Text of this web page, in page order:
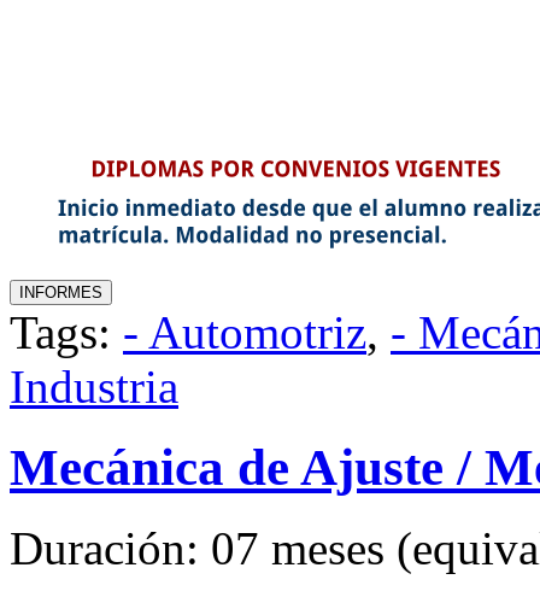
Tags: - Automotriz, -
Industria
Mecánica de Ajuste /
Duración: 07 meses